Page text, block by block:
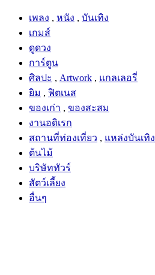
เพลง หนัง
บันเทิง
เกมส์
ดูดวง
การ์ตูน
ศิลปะ
Artwork
แกลเลอรี่
ยิม
ฟิตเนส
ของเก่า
ของสะสม
งานอดิเรก
สถานที่ท่องเที่ยว
แหล่งบันเทิง
ต้นไม้
บริษัททัวร์
สัตว์เลี้ยง
อื่นๆ